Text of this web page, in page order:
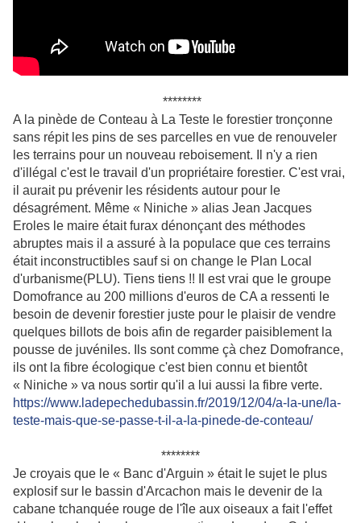
********
A la pinède de Conteau à La Teste le forestier tronçonne
sans répit les pins de ses parcelles en vue de renouveler
les terrains pour un nouveau reboisement. Il n'y a rien
d'illégal c'est le travail d'un propriétaire forestier. C'est vrai,
il aurait pu prévenir les résidents autour pour le
désagrément. Même « Niniche » alias Jean Jacques
Eroles le maire était furax dénonçant des méthodes
abruptes mais il a assuré à la populace que ces terrains
était inconstructibles sauf si on change le Plan Local
d'urbanisme(PLU). Tiens tiens !! Il est vrai que le groupe
Domofrance au 200 millions d'euros de CA a ressenti le
besoin de devenir forestier juste pour le plaisir de vendre
quelques billots de bois afin de regarder paisiblement la
pousse de juvéniles. Ils sont comme çà chez Domofrance,
ils ont la fibre écologique c'est bien connu et bientôt
« Niniche » va nous sortir qu'il a lui aussi la fibre verte.
https://www.ladepechedubassin.fr/2019/12/04/a-la-une/la-
teste-mais-que-se-passe-t-il-a-la-pinede-de-conteau/
********
Je croyais que le « Banc d'Arguin » était le sujet le plus
explosif sur le bassin d'Arcachon mais le devenir de la
cabane tchanquée rouge de l'île aux oiseaux a fait l'effet